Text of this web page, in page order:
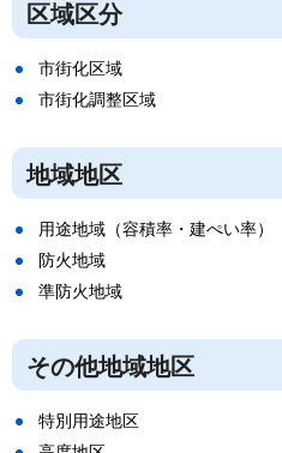
区域区分
市街化区域
市街化調整区域
地域地区
用途地域（容積率・建ぺい率）
防火地域
準防火地域
その他地域地区
特別用途地区